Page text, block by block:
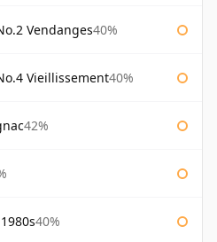
Vendanges40%
Vieillissement40%
42%
40%